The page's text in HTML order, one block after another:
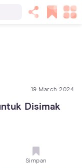
19 March 2024
Disimak
Simpan